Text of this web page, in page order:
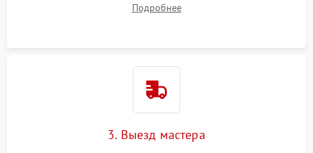
Подробнее
3. Выезд мастера